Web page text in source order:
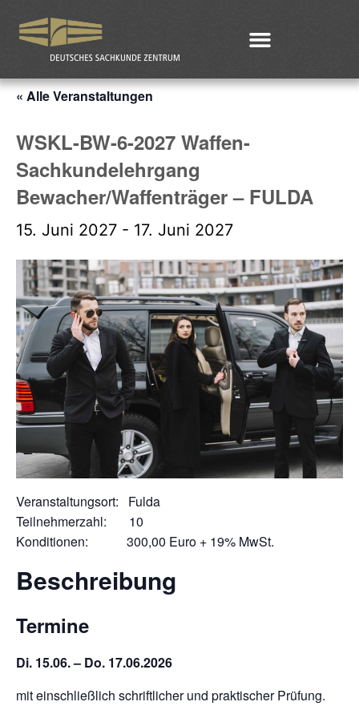
« Alle Veranstaltungen
WSKL-BW-6-2027 Waffen-
Sachkundelehrgang
Bewacher/Waffenträger – FULDA
15. Juni 2027 - 17. Juni 2027
Veranstaltungsort: Fulda
Teilnehmerzahl: 10
Konditionen: 300,00 Euro + 19% MwSt.
Beschreibung
Termine
Di. 15.06. – Do. 17.06.2026
mit einschließlich schriftlicher und praktischer Prüfung.